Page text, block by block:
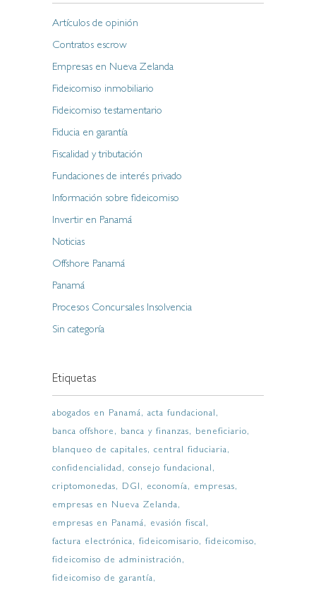
Artículos de opinión
Contratos escrow
Empresas en Nueva Zelanda
Fideicomiso inmobiliario
Fideicomiso testamentario
Fiducia en garantía
Fiscalidad y tributación
Fundaciones de interés privado
Información sobre fideicomiso
Invertir en Panamá
Noticias
Offshore Panamá
Panamá
Procesos Concursales Insolvencia
Sin categoría
Etiquetas
abogados en Panamá
acta fundacional
banca offshore
banca y finanzas
beneficiario
blanqueo de capitales
central fiduciaria
confidencialidad
consejo fundacional
criptomonedas
DGI economía
empresas
empresas en Nueva Zelanda
empresas en Panamá
evasión fiscal
factura electrónica
fideicomisario
fideicomiso
fideicomiso de administración
fideicomiso de garantía